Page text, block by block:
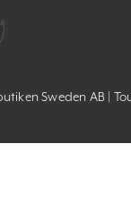
Sweden AB |